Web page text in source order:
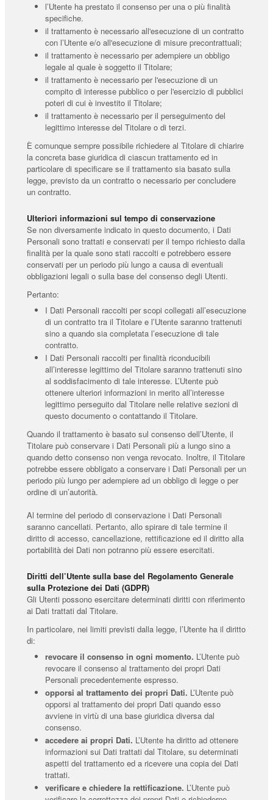
l’Utente ha prestato il consenso per una o più finalità
specifiche.
il trattamento è necessario all'esecuzione di un contratto
con l’Utente e/o all'esecuzione di misure precontrattuali;
il trattamento è necessario per adempiere un obbligo
legale al quale è soggetto il Titolare;
il trattamento è necessario per l'esecuzione di un
compito di interesse pubblico o per l'esercizio di pubblici
poteri di cui è investito il Titolare;
il trattamento è necessario per il perseguimento del
legittimo interesse del Titolare o di terzi.
È comunque sempre possibile richiedere al Titolare di chiarire
la concreta base giuridica di ciascun trattamento ed in
particolare di specificare se il trattamento sia basato sulla
legge, previsto da un contratto o necessario per concludere
un contratto.
Ulteriori informazioni sul tempo di conservazione
Se non diversamente indicato in questo documento, i Dati
Personali sono trattati e conservati per il tempo richiesto dalla
finalità per la quale sono stati raccolti e potrebbero essere
conservati per un periodo più lungo a causa di eventuali
obbligazioni legali o sulla base del consenso degli Utenti.
Pertanto:
I Dati Personali raccolti per scopi collegati all’esecuzione
di un contratto tra il Titolare e l’Utente saranno trattenuti
sino a quando sia completata l’esecuzione di tale
contratto.
I Dati Personali raccolti per finalità riconducibili
all’interesse legittimo del Titolare saranno trattenuti sino
al soddisfacimento di tale interesse. L’Utente può
ottenere ulteriori informazioni in merito all’interesse
legittimo perseguito dal Titolare nelle relative sezioni di
questo documento o contattando il Titolare.
Quando il trattamento è basato sul consenso dell’Utente, il
Titolare può conservare i Dati Personali più a lungo sino a
quando detto consenso non venga revocato. Inoltre, il Titolare
potrebbe essere obbligato a conservare i Dati Personali per un
periodo più lungo per adempiere ad un obbligo di legge o per
ordine di un’autorità.
Al termine del periodo di conservazione i Dati Personali
saranno cancellati. Pertanto, allo spirare di tale termine il
diritto di accesso, cancellazione, rettificazione ed il diritto alla
portabilità dei Dati non potranno più essere esercitati.
Diritti dell’Utente sulla base del Regolamento Generale
sulla Protezione dei Dati (GDPR)
Gli Utenti possono esercitare determinati diritti con riferimento
ai Dati trattati dal Titolare.
In particolare, nei limiti previsti dalla legge, l’Utente ha il diritto
di:
revocare il consenso in ogni momento. L’Utente può
revocare il consenso al trattamento dei propri Dati
Personali precedentemente espresso.
opporsi al trattamento dei propri Dati. L’Utente può
opporsi al trattamento dei propri Dati quando esso
avviene in virtù di una base giuridica diversa dal
consenso.
accedere ai propri Dati. L’Utente ha diritto ad ottenere
informazioni sui Dati trattati dal Titolare, su determinati
aspetti del trattamento ed a ricevere una copia dei Dati
trattati.
verificare e chiedere la rettificazione. L’Utente può